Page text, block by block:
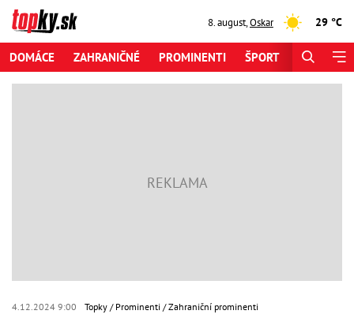
8. august,Oskar 29 °C
DOMÁCE ZAHRANIČNÉ PROMINENTI ŠPORT
4.12.2024 9:00 Topky Prominenti Zahraniční prominenti